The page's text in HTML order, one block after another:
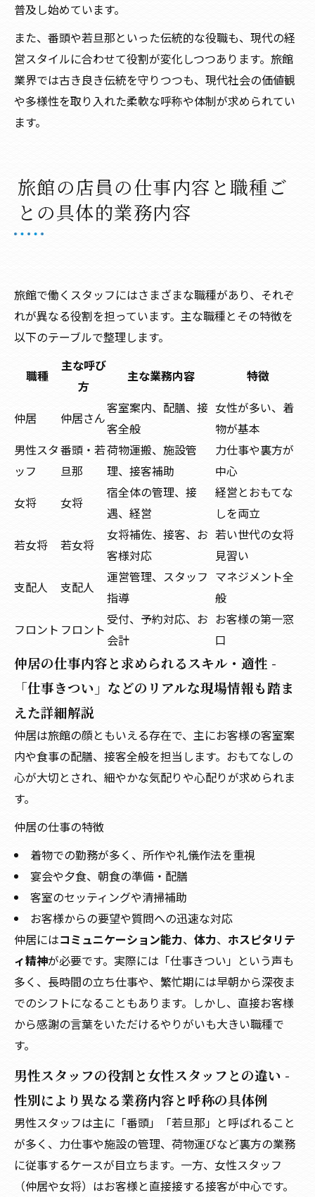
普及し始めています。
また、番頭や若旦那といった伝統的な役職も、現代の経
営スタイルに合わせて役割が変化しつつあります。旅館
業界では古き良き伝統を守りつつも、現代社会の価値観
や多様性を取り入れた柔軟な呼称や体制が求められてい
ます。
旅館の店員の仕事内容と職種ご
との具体的業務内容
旅館で働くスタッフにはさまざまな職種があり、それぞ
れが異なる役割を担っています。主な職種とその特徴を
以下のテーブルで整理します。
職種
主な呼び
方
主な業務内容 特徴
仲居 仲居さん
客室案内、配膳、接
客全般
女性が多い、着
物が基本
男性スタ
ッフ
番頭・若
旦那
荷物運搬、施設管
理、接客補助
力仕事や裏方が
中心
女将
女将
宿全体の管理、接
遇、経営
経営とおもてな
しを両立
若女将
若女将
女将補佐、接客、お
客様対応
若い世代の女将
見習い
支配人
支配人
運営管理、スタッフ
指導
マネジメント全
般
フロント フロント
受付、予約対応、お
会計
お客様の第一窓
口
仲居の仕事内容と求められるスキル・適性 -
「仕事きつい」などのリアルな現場情報も踏ま
えた詳細解説
仲居は旅館の顔ともいえる存在で、主にお客様の客室案
内や食事の配膳、接客全般を担当します。おもてなしの
心が大切とされ、細やかな気配りや心配りが求められま
す。
仲居の仕事の特徴
着物での勤務が多く、所作や礼儀作法を重視
宴会や夕食、朝食の準備・配膳
客室のセッティングや清掃補助
お客様からの要望や質問への迅速な対応
仲居にはコミュニケーション能力、 体力、 ホスピタリテ
ィ精神が必要です。実際には「仕事きつい」という声も
多く、長時間の立ち仕事や、繁忙期には早朝から深夜ま
でのシフトになることもあります。しかし、直接お客様
から感謝の言葉をいただけるやりがいも大きい職種で
す。
男性スタッフの役割と女性スタッフとの違い -
性別により異なる業務内容と呼称の具体例
男性スタッフは主に「番頭」「若旦那」と呼ばれること
が多く、力仕事や施設の管理、荷物運びなど裏方の業務
に従事するケースが目立ちます。一方、女性スタッフ
（仲居や女将）はお客様と直接接する接客が中心です。